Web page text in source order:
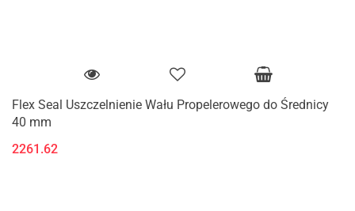
Flex Seal Uszczelnienie Wału Propelerowego do Średnicy
40 mm
2261.62